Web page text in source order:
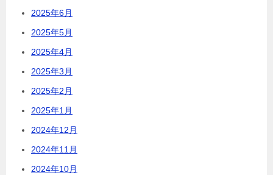
2025年6月
2025年5月
2025年4月
2025年3月
2025年2月
2025年1月
2024年12月
2024年11月
2024年10月